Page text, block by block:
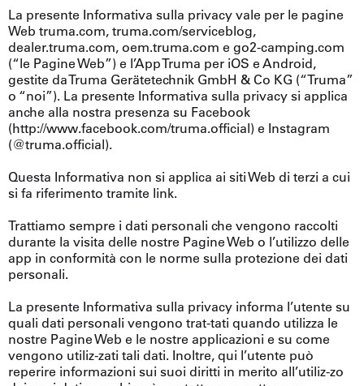
La presente Informativa sulla privacy vale per le pagine
Web truma.com, truma.com/serviceblog,
dealer.truma.com, oem.truma.com e go2-camping.com
(“le Pagine Web”) e l’App Truma per iOS e Android,
gestite da Truma Gerätetechnik GmbH & Co KG (“Truma”
o “noi”). La presente Informativa sulla privacy si applica
anche alla nostra presenza su Facebook
(http://www.facebook.com/truma.official) e Instagram
(@truma.official).
Questa Informativa non si applica ai siti Web di terzi a cui
si fa riferimento tramite link.
Trattiamo sempre i dati personali che vengono raccolti
durante la visita delle nostre Pagine Web o l’utilizzo delle
app in conformità con le norme sulla protezione dei dati
personali.
La presente Informativa sulla privacy informa l’utente su
quali dati personali vengono trat-tati quando utilizza le
nostre Pagine Web e le nostre applicazioni e su come
vengono utiliz-zati tali dati. Inoltre, qui l’utente può
reperire informazioni sui suoi diritti in merito all’utiliz-zo